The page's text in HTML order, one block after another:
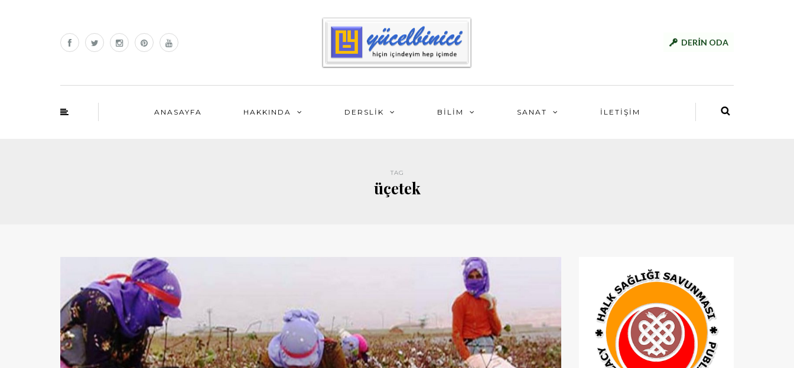
DERİN ODA
ANASAYFA HAKKINDA DERSLİK BİLİM SANAT İLETİŞİM
TAG
üçetek